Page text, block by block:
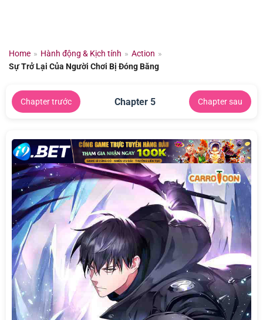
dungHome » Hành động & Kịch tính » Action »
Sự Trở Lại Của Người Chơi Bị Đóng Băng
Chapter trước Chapter 5 Chapter sau